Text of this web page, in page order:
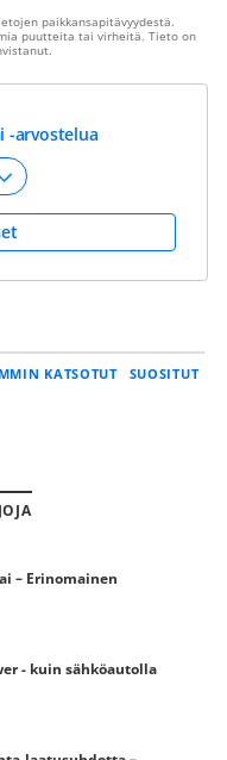
paikkansapitävyydestä.
puutteita tai virheitä. Tieto on
-arvostelua
KATSOTUT SUOSITUT
– Erinomainen
- kuin sähköautolla